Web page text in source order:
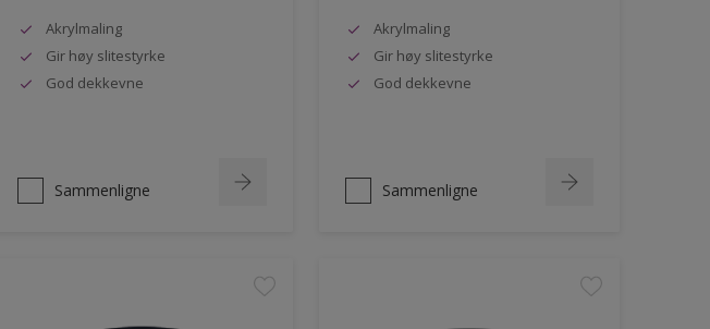
Akrylmaling
Gir høy slitestyrke
God dekkevne
Sammenligne
Akrylmaling
Gir høy slitestyrke
God dekkevne
Sammenligne